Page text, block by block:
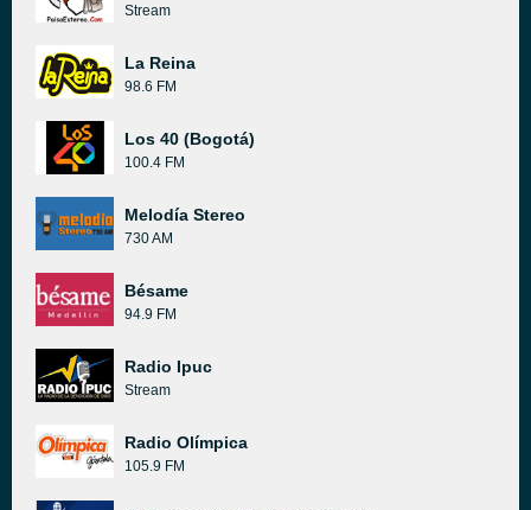
Stream
La Reina
98.6 FM
Los 40 (Bogotá)
100.4 FM
Melodía Stereo
730 AM
Bésame
94.9 FM
Radio Ipuc
Stream
Radio Olímpica
105.9 FM